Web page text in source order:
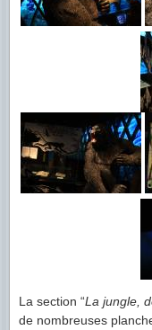
La section “La jungle,
de nombreuses